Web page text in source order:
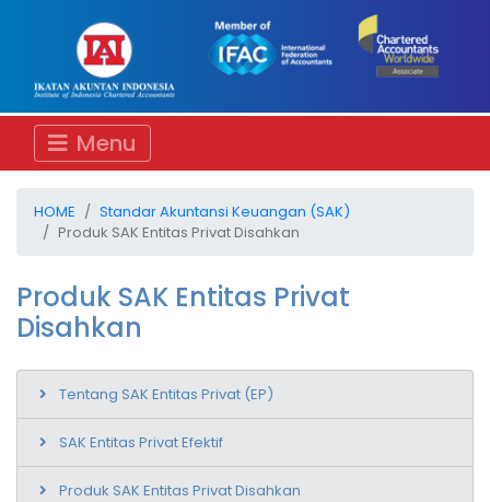
Menu
HOME
Standar Akuntansi Keuangan (SAK)
Produk SAK Entitas Privat Disahkan
Produk SAK Entitas Privat
Disahkan
Tentang SAK Entitas Privat (EP)
SAK Entitas Privat Efektif
Produk SAK Entitas Privat Disahkan